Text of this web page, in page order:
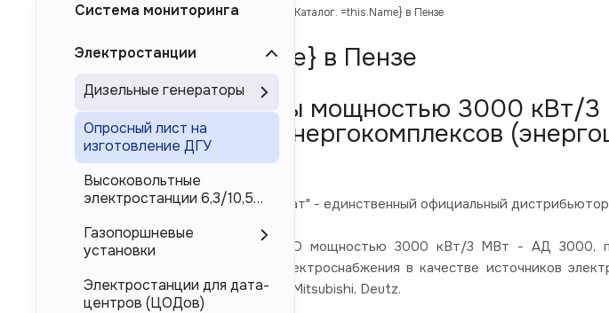
ТД Электроагрегат Каталог изделий {Каталог. =this.Name} в Пензе
{Каталог. =this.Name} в Пензе
Дизель-генераторы мощностью 3000 кВт/
многоагрегатных энергокомплексов
России
ООО "Торговый Дом Электроагрегат" - единственный официальный
Дизельные электростанции ЭТРО мощностью 3000 кВт/3 МВт - АД 3000,
гарантированного (резервного) электроснабжения в качестве источников
брендов Cummins, Perkins, Doosan, Mitsubishi, Deutz.
Система мониторинга
Электростанции
Дизельные генераторы
Опросный лист на
изготовление ДГУ
Высоковольтные
электростанции 6,3/10,5
Газопоршневые
установки
Электростанции для дата-
центров (ЦОДов)